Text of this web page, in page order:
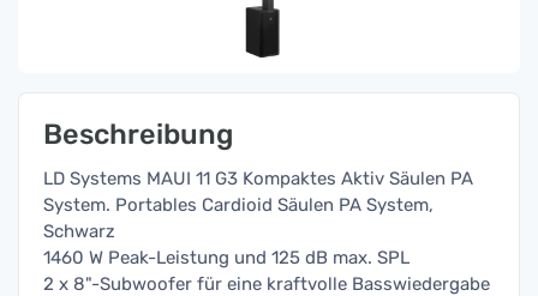
Beschreibung
LD Systems MAUI 11 G3 Kompaktes Aktiv Säulen PA
System. Portables Cardioid Säulen PA System,
Schwarz
1460 W Peak-Leistung und 125 dB max. SPL
2 x 8"-Subwoofer für eine kraftvolle Basswiedergabe